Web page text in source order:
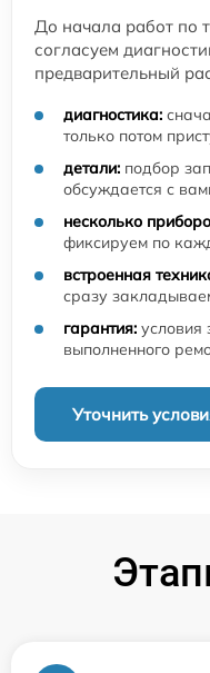
До начала работ по
согласуем
предварительный
диагностика:
только потом
детали: подбор
обсуждается с
несколько
фиксируем по
встроенная
сразу
гарантия: условия
выполненного
Уточнить